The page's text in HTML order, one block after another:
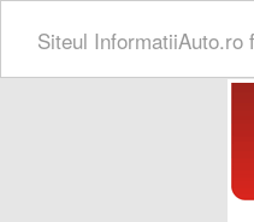
Siteul